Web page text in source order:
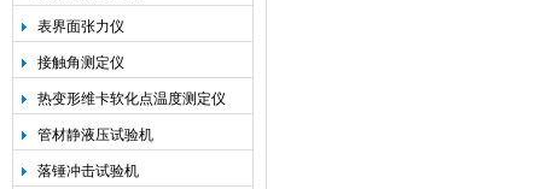
表界面张力仪
接触角测定仪
热变形维卡软化点温度测定仪
管材静液压试验机
落锤冲击试验机